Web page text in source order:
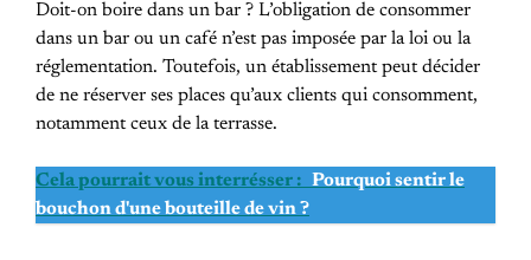
Doit-on boire dans un bar ? L’obligation de consommer
dans un bar ou un café n’est pas imposée par la loi ou la
réglementation. Toutefois, un établissement peut décider
de ne réserver ses places qu’aux clients qui consomment,
notamment ceux de la terrasse.
Cela pourrait vous interrésser : Pourquoi sentir le
bouchon d'une bouteille de vin ?